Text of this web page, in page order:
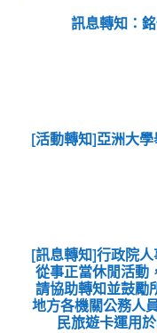
訊息轉知：
[活動轉知]亞洲大
[訊息轉知]行政院
從事正當休閒活動
請協助轉知並鼓勵
地方各機關公務人
民旅遊卡運用